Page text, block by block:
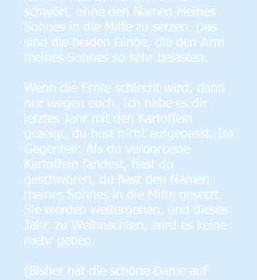
schwört, ohne den Namen Meines
Sohnes in die Mitte zu setzen. Das
sind die beiden Dinge, die den Arm
meines Sohnes so sehr belasten.
Wenn die Ernte schlecht wird, dann
nur wegen euch. Ich habe es dir
letztes Jahr mit den Kartoffeln
gezeigt, du hast nicht aufgepasst. Im
Gegenteil: Als du verdorbene
Kartoffeln fandest, hast du
geschworen, du hast den Namen
meines Sohnes in die Mitte gesetzt.
Sie werden weitergehen, und dieses
Jahr, zu Weihnachten, wird es keine
mehr geben.
(Bisher hat die schöne Dame auf